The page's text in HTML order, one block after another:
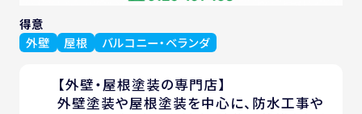
得意
外壁
屋根 バルコニー・ベランダ
【外壁・屋根塗装の専門店】
外壁塗装や屋根塗装を中心に、防水工事や